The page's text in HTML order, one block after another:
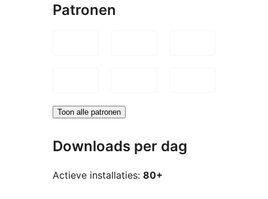
Patronen
Toon alle patronen
Downloads per dag
Actieve installaties: 80+